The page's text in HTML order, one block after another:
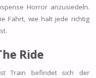
Horror anzusiedeln.
Fahrt, wie halt jede richtig
Ride
Train befindet sich der